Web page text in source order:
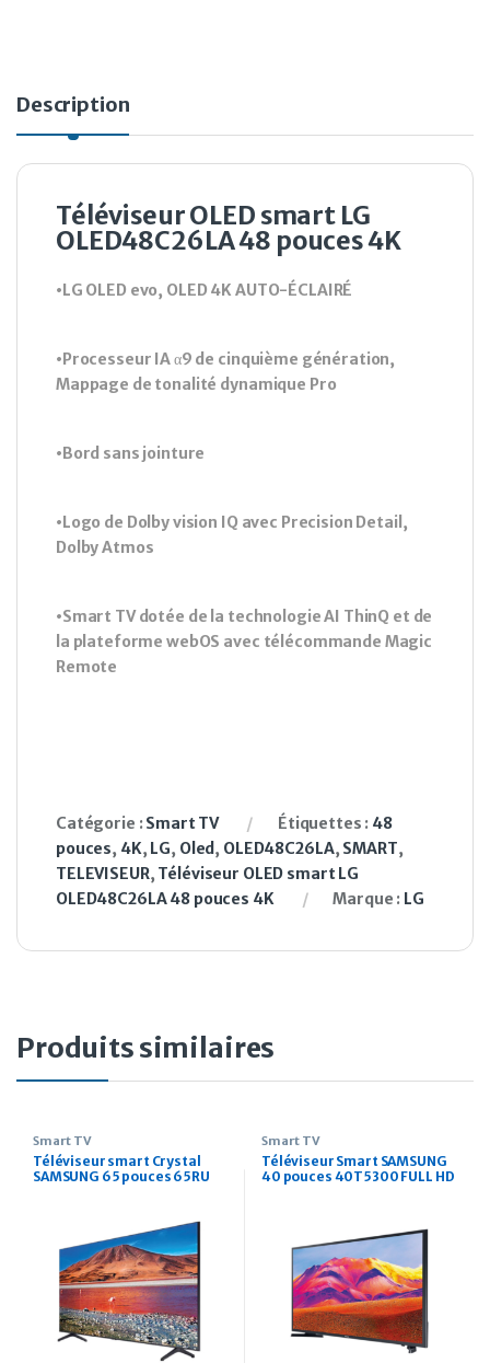
Description
Téléviseur OLED smart LG
OLED48C26LA 48 pouces 4K
•LG OLED evo, OLED 4K AUTO-ÉCLAIRÉ
•Processeur IA α9 de cinquième génération,
Mappage de tonalité dynamique Pro
•Bord sans jointure
•Logo de Dolby vision IQ avec Precision Detail,
Dolby Atmos
•Smart TV dotée de la technologie AI ThinQ et de
la plateforme webOS avec télécommande Magic
Remote
Catégorie :Smart TV Étiquettes : 48
pouces, 4K, LG, Oled , OLED48C26LA, SMART,
TELEVISEUR, Téléviseur OLED smart LG
OLED48C26LA 48 pouces 4K
Marque : LG
Produits similaires
Smart TV
Téléviseur smart Crystal
SAMSUNG 65 pouces 65RU
Smart TV
Téléviseur Smart SAMSUNG
40 pouces 40T5300 FULL HD